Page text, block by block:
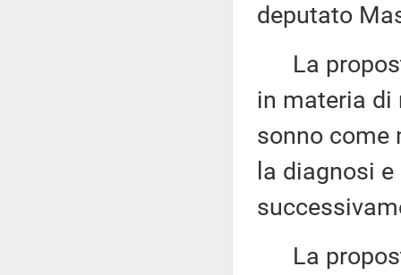
deputato
La
in materia di
sonno come
la diagnosi
La